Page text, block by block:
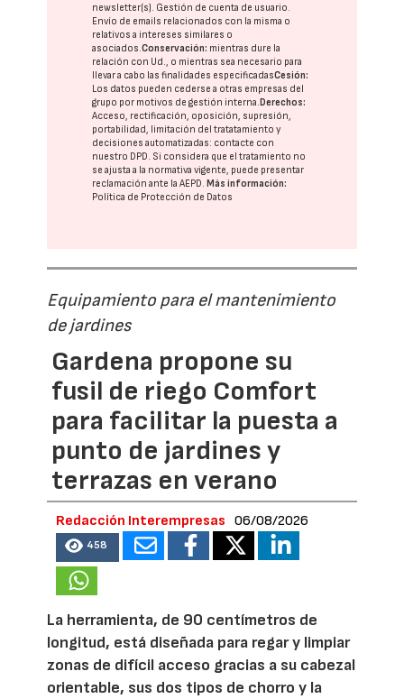
newsletter(s). Gestión de cuenta de usuario.
Envío de emails relacionados con la misma o
relativos a intereses similares o
asociados.Conservación: mientras dure la
relación con Ud., o mientras sea necesario para
llevar a cabo las finalidades especificadasCesión:
Los datos pueden cederse a otras empresas del
grupo por motivos de gestión interna. Derechos:
Acceso, rectificación, oposición, supresión,
portabilidad, limitación del tratatamiento y
decisiones automatizadas: contacte con
nuestro DPD. Si considera que el tratamiento no
se ajusta a la normativa vigente, puede presentar
reclamación ante laAEPD. Más información:
Política de Protección de Datos
Equipamiento para el mantenimiento
de jardines
Gardena propone su
fusil de riego Comfort
para facilitar la puesta a
punto de jardines y
terrazas en verano
Redacción Interempresas 06/08/2026
458
La herramienta, de 90 centímetros de
longitud, está diseñada para regar y limpiar
zonas de difícil acceso gracias a su cabezal
orientable, sus dos tipos de chorro y la